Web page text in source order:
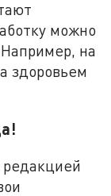
можно
на
здоровьем